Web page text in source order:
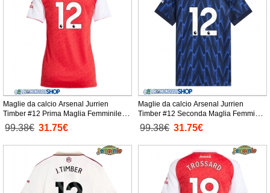
Maglie da calcio Arsenal Jurrien
Timber #12 Prima Maglia Femminile
2025-26 Manica Corta
99.38€ 31.75€
Maglie da calcio Arsenal Jurrien
Timber #12 Seconda Maglia Femminile
2025-26 Manica Corta
99.38€ 31.75€